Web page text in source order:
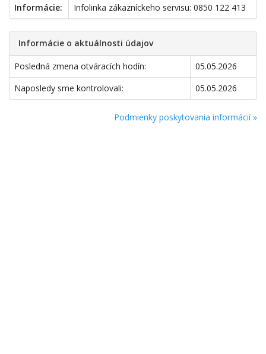
Informácie:
Infolinka zákazníckeho servisu: 0850 122 413
Informácie o aktuálnosti údajov
Posledná zmena otváracích hodín:
05.05.2026
Naposledy sme kontrolovali:
05.05.2026
Podmienky poskytovania informácií »